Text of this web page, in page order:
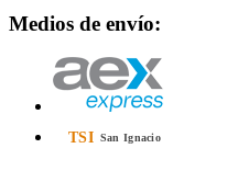
Medios de envío:
TSI San Ignacio